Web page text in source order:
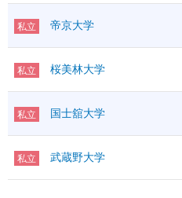
私立 帝京大学
私立 桜美林大学
私立 国士舘大学
私立 武蔵野大学